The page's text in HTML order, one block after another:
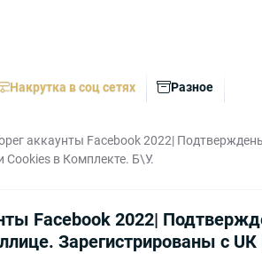
Накрутка в соц сетях Разное
аккаунты Facebook 2022|
Cookies в Комплекте. Б\У.
Facebook 2022|
Зарегистрированы с